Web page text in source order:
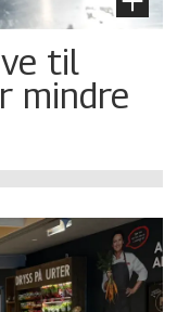
til
mindre